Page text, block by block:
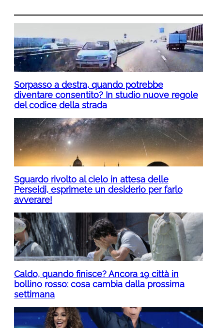
Sorpasso a destra, quando potrebbe
diventare consentito? In studio nuove regole
del codice della strada
Sguardo rivolto al cielo in attesa delle
Perseidi, esprimete un desiderio per farlo
avverare!
Caldo, quando finisce? Ancora 19 città in
bollino rosso: cosa cambia dalla prossima
settimana